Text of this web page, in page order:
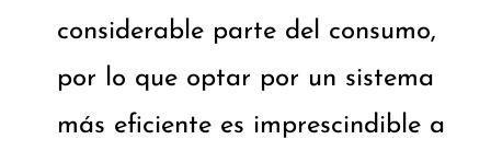
considerable parte del consumo,
por lo que optar por un sistema
más eficiente es imprescindible a